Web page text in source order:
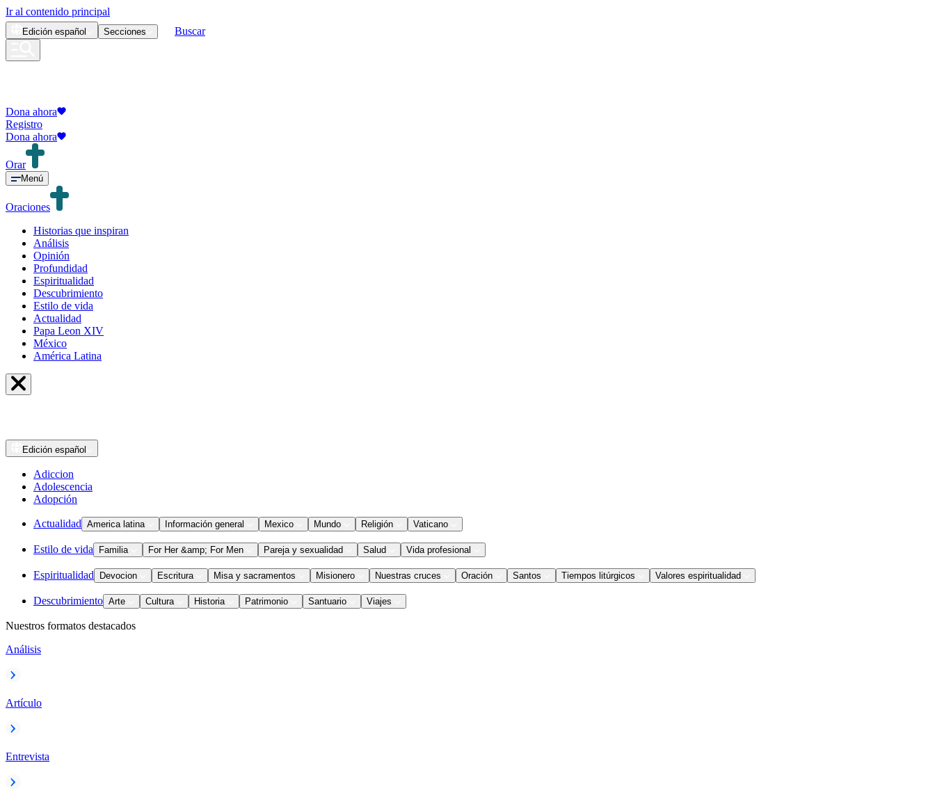
Ir al contenido principal
Edición español Secciones Buscar
Dona ahora
Registro
Dona ahora
Orar
Menú
Oraciones
Historias que inspiran
Análisis
Opinión
Profundidad
Espiritualidad
Descubrimiento
Estilo de vida
Actualidad
Papa Leon XIV
México
América Latina
Edición español
Adiccion
Adolescencia
Adopción
Actualidad America latina Información general Mexico Mundo Religión Vaticano
Estilo de vida Familia For Her &amp; For Men Pareja y sexualidad Salud Vida profesional
Espiritualidad Devocion Escritura Misa y sacramentos Misionero Nuestras cruces Oración Santos Tiempos litúrgicos Valores espiritualidad
Descubrimiento Arte Cultura Historia Patrimonio Santuario Viajes
Nuestros formatos destacados
Análisis
Artículo
Entrevista